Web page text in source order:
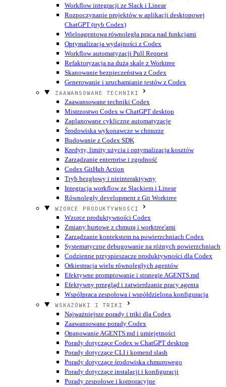
Workflow integracji ze Slack i Linear
Rozpoczynanie projektów w aplikacji desktopowej
ChatGPT (tryb Codex)
Wieloagentowa równoległa praca nad funkcjami
Optymalizacja wydajności z Codex
Workflow automatyzacji Pull Request
Refaktoryzacja na dużą skalę z Worktree
Skanowanie bezpieczeństwa z Codex
Generowanie i uruchamianie testów z Codex
ZAAWANSOWANE TECHNIKI
Zaawansowane techniki Codex
Mistrzostwo Codex w ChatGPT desktop
Zaplanowane cykliczne automatyzacje
Środowiska wykonawcze w chmurze
Budowanie z Codex SDK
Kredyty, limity użycia i optymalizacja kosztów
Zarządzanie enterprise i zgodność
Codex GitHub Action
Tryb bezgłowy i nieinteraktywny
Integracja workflow ze Slackiem i Linear
Równoległy development z Git Worktree
WZORCE PRODUKTYWNOŚCI
Wzorce produktywności Codex
Zmiany hurtowe z chmurą i worktree'ami
Zarządzanie kontekstem na powierzchniach Codex
Systematyczne debugowanie na różnych powierzchniach
Codzienne przyspieszacze produktywności dla Codex
Orkiestracja wielu równoległych agentów
Efektywne promptowanie i strategie AGENTS.md
Efektywny przegląd i zatwierdzanie pracy agenta
Współpraca zespołowa i współdzielona konfiguracja
WSKAZÓWKI I TRIKI
Najważniejsze porady i triki dla Codex
Zaawansowane porady Codex
Opanowanie AGENTS.md i umiejętności
Porady dotyczące Codex w ChatGPT desktop
Porady dotyczące CLI i komend slash
Porady dotyczące środowiska chmurowego
Porady dotyczące instalacji i konfiguracji
Porady zespołowe i korporacyjne